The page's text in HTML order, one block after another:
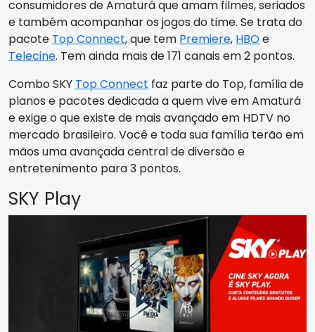
consumidores de Amaturá que amam filmes, seriados
e também acompanhar os jogos do time. Se trata do
pacote Top Connect, que tem Premiere, HBOe
Telecine. Tem ainda mais de 171 canais em 2 pontos.
Combo SKY Top Connect faz parte do Top, família de
planos e pacotes dedicada a quem vive em Amaturá
e exige o que existe de mais avançado em HDTV no
mercado brasileiro. Você e toda sua família terão em
mãos uma avançada central de diversão e
entretenimento para 3 pontos.
SKY Play